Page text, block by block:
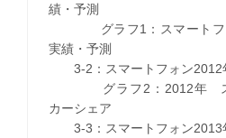
績・予測
グラフ1：スマートフ
実績・予測
3-2：スマートフォン2012
グラフ2：2012年 ス
カーシェア
3-3：スマートフォン2013